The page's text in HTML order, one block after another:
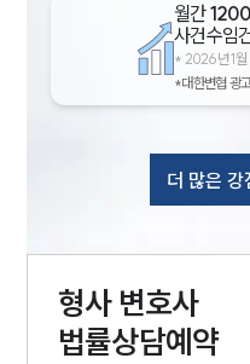
월간
사건수임
* 2026년 1월
*대한변협 광
더 많은 강
형사변호사
법률상담예약